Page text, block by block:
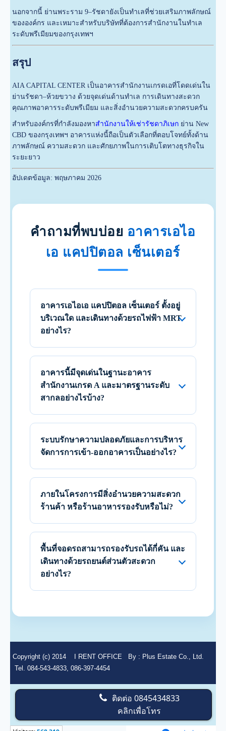
นอกจากนี้ ย่านพระราม 9–รัชดายังเป็นทำเลที่ช่วยเสริมภาพลักษณ์
ขององค์กร และเหมาะสำหรับบริษัทที่ต้องการสำนักงานในทำเล
ระดับพรีเมียมของกรุงเทพฯ
สรุป
AIA CAPITAL CENTER เป็นอาคารสำนักงานเกรดเอที่โดดเด่นใน
ย่านรัชดา–ห้วยขวาง ด้วยจุดเด่นด้านทำเล การเดินทางสะดวก
คุณภาพอาคารระดับพรีเมียม และสิ่งอำนวยความสะดวกครบครัน
สำหรับองค์กรที่กำลังมองหาสำนักงานให้เช่ารัชดาภิเษก ย่าน New
CBD ของกรุงเทพฯ อาคารแห่งนี้ถือเป็นตัวเลือกที่ตอบโจทย์ทั้งด้าน
ภาพลักษณ์ ความสะดวก และศักยภาพในการเติบโตทางธุรกิจใน
ระยะยาว
อัปเดตข้อมูล: พฤษภาคม 2026
คำถามที่พบบ่อย อาคารเอไอ
เอ แคปปิตอล เซ็นเตอร์
อาคารเอไอเอ แคปปิตอล เซ็นเตอร์ ตั้งอยู่
บริเวณใด และเดินทางด้วยรถไฟฟ้า MRT
อย่างไร?
อาคารนี้มีจุดเด่นในฐานะอาคาร
สำนักงานเกรด A และมาตรฐานระดับ
สากลอย่างไรบ้าง?
ระบบรักษาความปลอดภัยและการบริหาร
จัดการการเข้า-ออกอาคารเป็นอย่างไร?
ภายในโครงการมีสิ่งอำนวยความสะดวก
ร้านค้า หรือร้านอาหารรองรับหรือไม่?
พื้นที่จอดรถสามารถรองรับรถได้กี่คัน และ
เดินทางด้วยรถยนต์ส่วนตัวสะดวก
อย่างไร?
Copyright (c) 2014 I RENT OFFICE By : Plus Estate Co., Ltd.
Tel. 084-543-4833, 086-397-4454
ติดต่อ 0845434833
คลิกเพื่อโทร